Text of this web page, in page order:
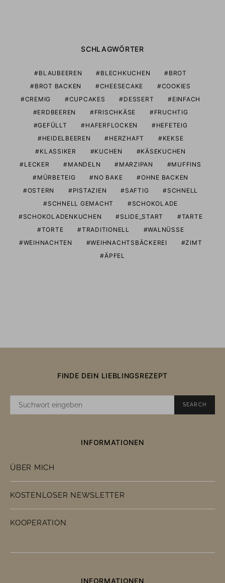
SCHLAGWÖRTER
BLAUBEEREN BLECHKUCHEN
BROT
BROT BACKEN
CHEESECAKE
COOKIES
CREMIG
CUPCAKES DESSERT
EINFACH
ERDBEEREN
FRISCHKÄSE
FRUCHTIG
GEFÜLLT
HAFERFLOCKEN
HEFETEIG
HEIDELBEEREN
HERZHAFT
KEKSE
KLASSIKER
KUCHEN
KÄSEKUCHEN
LECKER
MANDELN MARZIPAN
MUFFINS
MÜRBETEIG
NO BAKE
OHNE BACKEN
OSTERN
PISTAZIEN SAFTIG
SCHNELL
SCHNELL GEMACHT
SCHOKOLADE
SCHOKOLADENKUCHEN
SLIDE_START
TARTE
TORTE
TRADITIONELL
WALNÜSSE
WEIHNACHTEN
WEIHNACHTSBÄCKEREI
ZIMT
ÄPFEL
FINDE DEIN LIEBLINGSREZEPT
SUCHE
SEARCH
INFORMATIONEN
ÜBER MICH
KOSTENLOSER NEWSLETTER
KOOPERATION
INFORMATIONEN